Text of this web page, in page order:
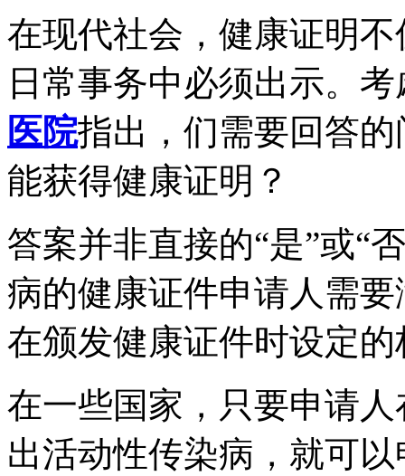
在现代社会，健康证明
日常事务中必须出示。
医院指出，们需要回答
能获得健康证明？
答案并非直接的“是”或“
病的健康证件申请人需
在颁发健康证件时设定的
在一些国家，只要申请
出活动性传染病，就可